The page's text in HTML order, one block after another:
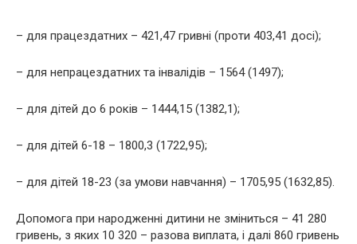
– для працездатних – 421,47 гривні (проти 403,41 досі);
– для непрацездатних та інвaлідів – 1564 (1497);
– для дітей до 6 років – 1444,15 (1382,1);
– для дітей 6-18 – 1800,3 (1722,95);
– для дітей 18-23 (за умови навчання) – 1705,95 (1632,85).
Допомога при наpoдженні дитини не зміниться – 41 280
гривень, з яких 10 320 – разова виплата, і далі 860 гривень